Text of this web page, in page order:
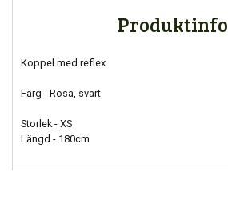
Produktinfo
Koppel med reflex
Färg - Rosa, svart
Storlek - XS
Längd - 180cm